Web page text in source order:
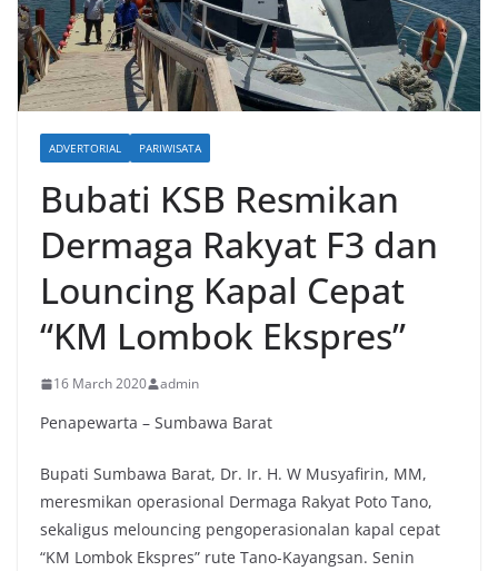
ADVERTORIAL PARIWISATA
Bubati KSB Resmikan
Dermaga Rakyat F3 dan
Louncing Kapal Cepat
“KM Lombok Ekspres”
16 March 2020 admin
Penapewarta – Sumbawa Barat
Bupati Sumbawa Barat, Dr. Ir. H. W Musyafirin, MM,
meresmikan operasional Dermaga Rakyat Poto Tano,
sekaligus melouncing pengoperasionalan kapal cepat
“KM Lombok Ekspres” rute Tano-Kayangsan. Senin